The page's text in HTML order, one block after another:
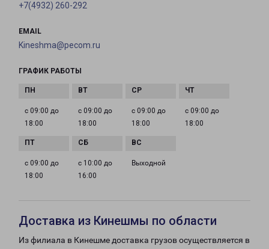
+7(4932) 260-292
EMAIL
Kineshma@pecom.ru
ГРАФИК РАБОТЫ
с 09:00 до
18:00
с 09:00 до
18:00
с 09:00 до
18:00
с 09:00 до
18:00
с 09:00 до
18:00
с 10:00 до
16:00
Выходной
Доставка из Кинешмы по области
Из филиала в Кинешме доставка грузов осуществляется в